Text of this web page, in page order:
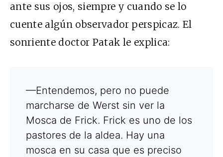
ante sus ojos, siempre y cuando se lo
cuente algún observador perspicaz. El
sonriente doctor Patak le explica:
—Entendemos, pero no puede
marcharse de Werst sin ver la
Mosca de Frick. Frick es uno de los
pastores de la aldea. Hay una
mosca en su casa que es preciso